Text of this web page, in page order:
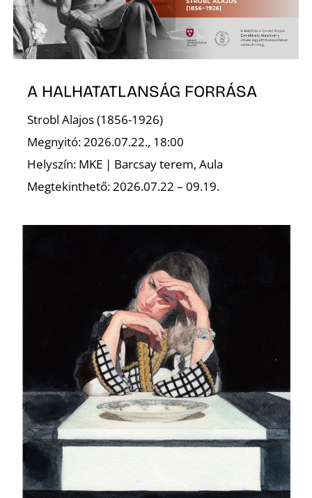
A HALHATATLANSÁG FORRÁSA
Strobl Alajos (1856-1926)
Megnyitó: 2026.07.22., 18:00
Helyszín: MKE | Barcsay terem, Aula
Megtekinthető: 2026.07.22 – 09.19.